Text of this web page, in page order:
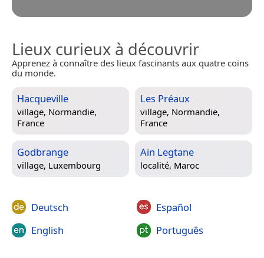
Lieux curieux à découvrir
Apprenez à connaître des lieux fascinants aux quatre coins
du monde.
Hacqueville
village, Normandie,
France
Les Préaux
village, Normandie,
France
Godbrange
village, Luxembourg
Ain Legtane
localité, Maroc
Deutsch
English
Español
Português